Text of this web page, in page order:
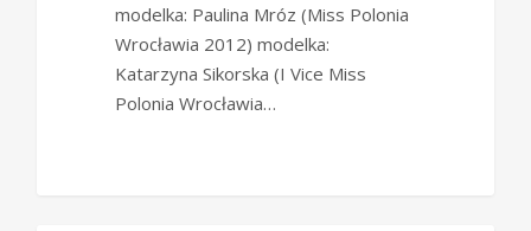
modelka: Paulina Mróz (Miss Polonia
Wrocławia 2012) modelka:
Katarzyna Sikorska (I Vice Miss
Polonia Wrocławia…